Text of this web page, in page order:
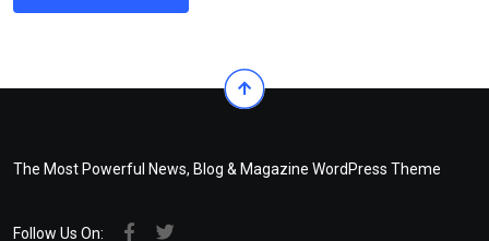
The Most Powerful News, Blog & Magazine WordPress Theme
Follow Us On: